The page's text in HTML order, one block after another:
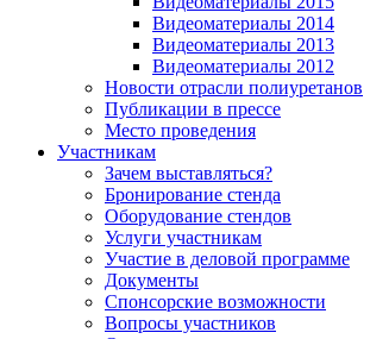
Видеоматериалы 2014
Видеоматериалы 2013
Видеоматериалы 2012
Новости отрасли полиуретанов
Публикации в прессе
Место проведения
Участникам
Зачем выставляться?
Бронирование стенда
Оборудование стендов
Услуги участникам
Участие в деловой программе
Документы
Спонсорские возможности
Вопросы участников